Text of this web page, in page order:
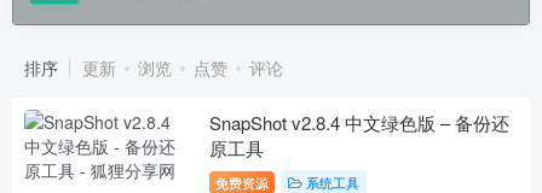
排序 更新 浏览 点赞 评论
SnapShot v2.8.4 中文绿色版 – 备份还
原工具
免费资源 系统工具